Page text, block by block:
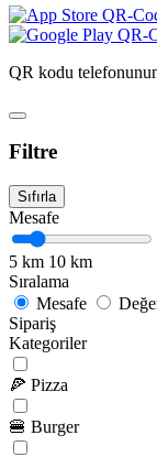
QR kodu
Filtre
Sıfırla
Mesafe
5 km 10 km
Sıralama
Mesafe
Sipariş
Kategoriler
🍕 Pizza
🍔 Burger